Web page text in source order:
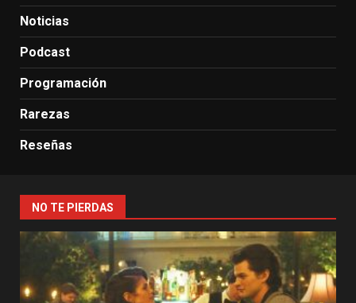
Noticias
Podcast
Programación
Rarezas
Reseñas
NO TE PIERDAS